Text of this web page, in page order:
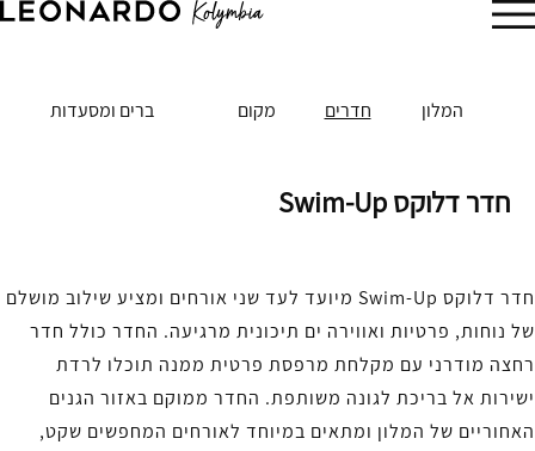
הזמן עכשיו
המלון חדרים מקום ברים ומסעדות
חדר דלוקס Swim-Up
חדר דלוקס Swim-Up מיועד לעד שני אורחים ומציע שילוב מושלם
של נוחות, פרטיות ואווירה ים תיכונית מרגיעה. החדר כולל חדר
רחצה מודרני עם מקלחת מרפסת פרטית ממנה תוכלו לרדת
ישירות אל בריכת לגונה משותפת. החדר ממוקם באזור הגנים
האחוריים של המלון ומתאים במיוחד לאורחים המחפשים שקט,